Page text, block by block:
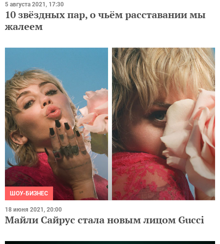
5 августа 2021, 17:30
10 звёздных пар, о чьём расставании мы
жалеем
ШОУ-БИЗНЕС
18 июня 2021, 20:00
Майли Сайрус стала новым лицом Gucci